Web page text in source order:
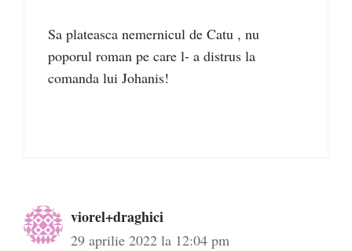
Sa plateasca nemernicul de Catu , nu
poporul roman pe care l- a distrus la
comanda lui Johanis!
viorel+draghici
29 aprilie 2022 la 12:04 pm